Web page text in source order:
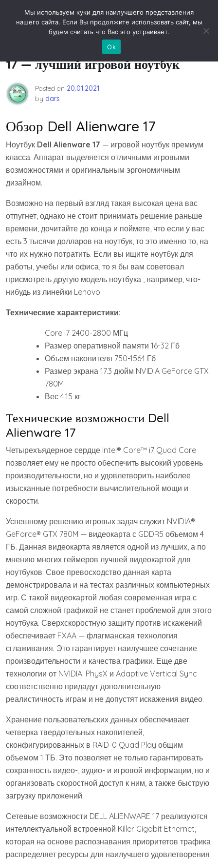
Новости технологий
Обзор ноутбука DELL ALIENWARE
17 — лучший игровой ноутбук
Posted on 20.01.2021
by dars
Обзор Dell Alienware 17
Ноутбук Dell Alienware 17 — игровой ноутбук премиум
класса. Аппарат выделяется отличными игровыми
возможностями и оригинальным эргономичным
дизайном.
Возможно на первый взгляд такая высокая цена вас
отпугнет, однако не стоит принимать решение раньше
времени, дочитайте до конца и поймете, что если у вас
есть 3 тысячи долларов на ноутбук, то это именно то, на
что их нужно потратить. Если вы ищите ноутбук для
работы, учебы или офиса, то я бы вам советовал
присмотреть другую модель ноутбука , например, что-
нибудь из линейки Lenovo.
Технические характеристики:
Core i7 2400-2800 МГц
Размер оперативной памяти 16-32 Гб
Объем накопителя 750-1564 Гб
Размер экрана 17.3 дюйм NVIDIA GeForce GTX
780M
Вес 4.15 кг
Технические возможности Dell
Alienware 17
Четырехъядерное сердце Intel® Core™ i7 Quad Core
позволяет ему не просто обеспечить высокий уровень
производительности, но и удовлетворить наиболее
изысканные потребности вычислительной мощи и
скорости.
Успешному решению игровых задач служит NVIDIA®
GeForce® GTX 780M — видеокарта с GDDR5 объемом 4
ГБ. Данная видеокарта является одной из лучших, а по
мнению многих геймеров лучшей видеокартой для
ноутбуков. Свое превосходство данная карта
демонстрировала и на тестах различных компьютерных
игр. С такой видеокартой любая современная игра с
самой сложной графикой не станет проблемой для этого
ноутбука. Сверхскоростную защиту против искажений
обеспечивает FXAA — флагманская технология
сглаживания. Это гарантирует наилучшее сочетание
производительности и качества графики. Еще две
технологии от NVIDIA: PhysX и Adaptive Vertical Sync
соответственно придадут дополнительную
реалистичность играм и не допустят искажения видео.
Хранение пользовательских данных обеспечивает
четверка твердотельных накопителей,
сконфигурированных в RAID-0 Quad Play общим
объемом 1 ТБ. Это позволяет не только гарантировать
сохранность видео-, аудио- и игровой информации, но и
организовать скоростной доступ к ним, а также быструю
загрузку приложений.
Сетевые возможности DELL ALIENWARE 17 реализуются
интеллектуальной встроенной Killer Gigabit Ethernet,
которая на основе распознавания приоритетов трафика
распределяет ресурсы для наилучшего удовлетворения
Мы используем куки для наилучшего представления
нашего сайта. Если Вы продолжите использовать сайт, мы
будем считать что Вас это устраивает.
Ok